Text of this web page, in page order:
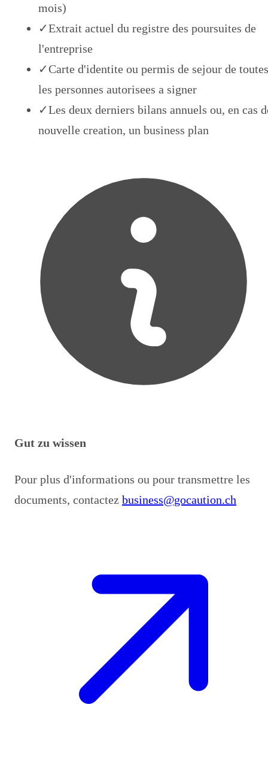
mois)
✓Extrait actuel du registre des poursuites de
l'entreprise
✓Carte d'identite ou permis de sejour de toutes
les personnes autorisees a signer
✓Les deux derniers bilans annuels ou, en cas
nouvelle creation, un business plan
Gut zu wissen
Pour plus d'informations ou pour transmettre les
documents, contactez business@gocaution.ch